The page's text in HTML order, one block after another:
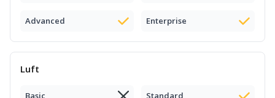
Advanced Enterprise
Luft
Basic Standard